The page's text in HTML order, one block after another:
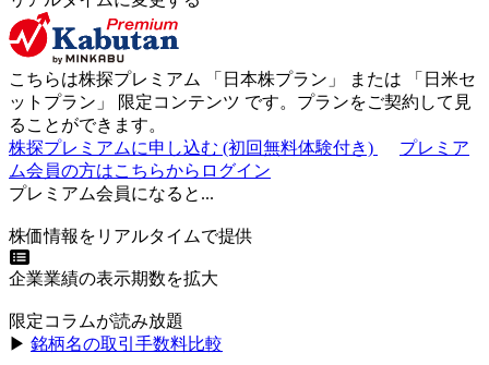
こちらは株探プレミアム 「 日本株プラン 」 または 「 日米セ
ットプラン 」 限定コンテンツ です。プランをご契約して見
ることができます。
株探プレミアムに申し込む (初回無料体験付き)
プレミア
ム会員の方はこちらからログイン
プレミアム会員になると...
株価情報をリアルタイムで提供
企業業績の表示期数を拡大
限定コラムが読み放題
▶︎ 銘柄名の取引手数料比較